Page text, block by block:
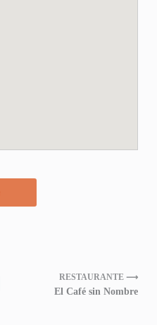
RESTAURANTE ⟶
El Café sin Nombre